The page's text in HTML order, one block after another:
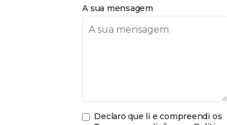
A sua mensagem
Declaro que li e compreendi os